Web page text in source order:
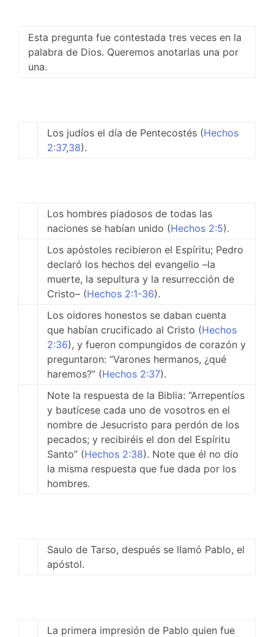
Esta pregunta fue contestada tres veces en la
palabra de Dios. Queremos anotarlas una por
una.
Los judíos el día de Pentecostés (Hechos
2:37,38).
Los hombres piadosos de todas las
naciones se habían unido (Hechos 2:5).
Los apóstoles recibieron el Espíritu; Pedro
declaró los hechos del evangelio –la
muerte, la sepultura y la resurrección de
Cristo– (Hechos 2:1-36).
Los oidores honestos se daban cuenta
que habían crucificado al Cristo (Hechos
2:36), y fueron compungidos de corazón y
preguntaron: “Varones hermanos, ¿qué
haremos?” (Hechos 2:37).
Note la respuesta de la Biblia: “Arrepentíos
y bautícese cada uno de vosotros en el
nombre de Jesucristo para perdón de los
pecados; y recibiréis el don del Espíritu
Santo” (Hechos 2:38). Note que él no dio
la misma respuesta que fue dada por los
hombres.
Saulo de Tarso, después se llamó Pablo, el
apóstol.
La primera impresión de Pablo quien fue